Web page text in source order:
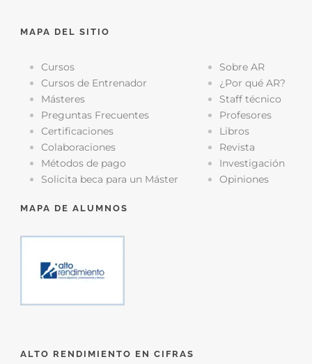
MAPA DEL SITIO
Cursos
Cursos de Entrenador
Másteres
Preguntas Frecuentes
Certificaciones
Colaboraciones
Métodos de pago
Solicita beca para un Máster
Sobre AR
¿Por qué AR?
Staff técnico
Profesores
Libros
Revista
Investigación
Opiniones
MAPA DE ALUMNOS
ALTO RENDIMIENTO EN CIFRAS